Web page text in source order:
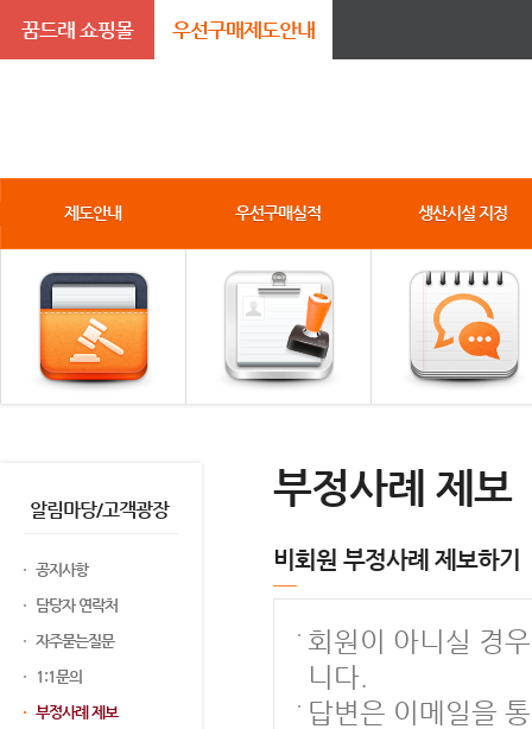
꿈드래 쇼핑몰 우선구매제도안내
제도안내 우선구매실적 생산시설 지정
알림마당/고객광장
공지사항
담당자 연락처
자주묻는질문
1:1문의
부정사례 제보
부정사례 제보
비회원 부정사례 제보하기
회원이 아니실 경
니다.
답변은 이메일을